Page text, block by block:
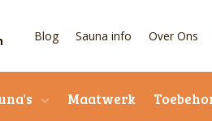
Blog Sauna info Over Ons
Maatwerk